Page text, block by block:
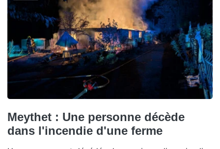
Meythet : Une personne décède
dans l'incendie d'une ferme